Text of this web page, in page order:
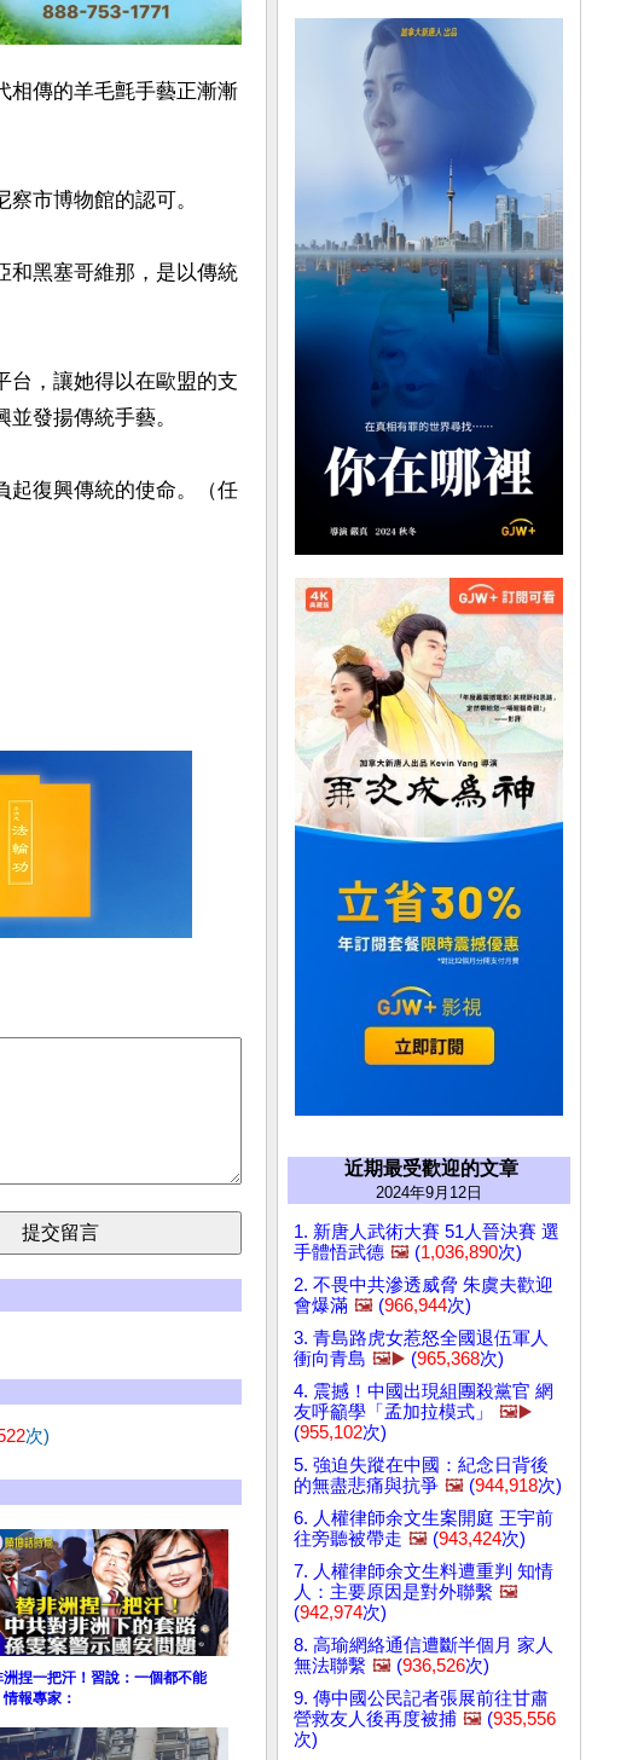
相傳的羊毛氈手藝正漸漸
市博物館的認可。
和黑塞哥維那，是以傳統
台，讓她得以在歐盟的支
發揚傳統手藝。
起復興傳統的使命。（任
次)
洲捏一把汗！習說：一個都不能
報專家：
近期最受歡迎的文章
2024年9月12日
1. 新唐人武術大賽 51人晉決賽 選
手體悟武德 🖼️ (1,036,890次)
2. 不畏中共滲透威脅 朱虞夫歡迎
會爆滿 🖼️ (966,944次)
3. 青島路虎女惹怒全國退伍軍人
衝向青島 🖼️▶️ (965,368次)
4. 震撼！中國出現組團殺黨官 網
友呼籲學「孟加拉模式」
🖼️▶️
(955,102次)
5. 強迫失蹤在中國：紀念日背後
的無盡悲痛與抗爭 🖼️ (944,918次)
6. 人權律師余文生案開庭 王宇前
往旁聽被帶走 🖼️ (943,424次)
7. 人權律師余文生料遭重判 知情
人：主要原因是對外聯繫 🖼️
(942,974次)
8. 高瑜網絡通信遭斷半個月 家人
無法聯繫 🖼️ (936,526次)
9. 傳中國公民記者張展前往甘肅
營救友人後再度被捕 🖼️ (935,556
次)